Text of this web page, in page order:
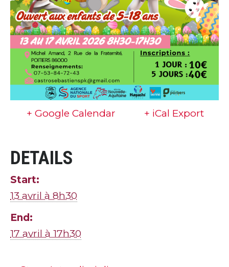
+ Google Calendar + iCal Export
DETAILS
Start:
13 avril à 8h30
End:
17 avril à 17h30